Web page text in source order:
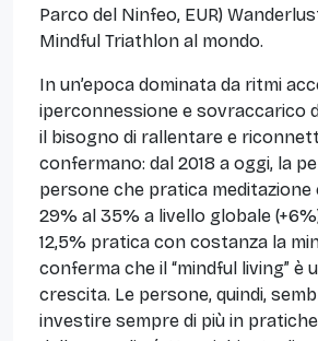
Parco del Ninfeo, EUR)
Mindful Triathlon al mondo.
In un’epoca dominata da ritmi
iperconnessione e sovraccarico
il bisogno di rallentare e
confermano: dal 2018 a oggi, la
persone che pratica meditazione
29% al 35% a livello globale
12,5% pratica con costanza la
conferma che il “mindful living” è
crescita. Le persone, quindi,
investire sempre di più in pratiche